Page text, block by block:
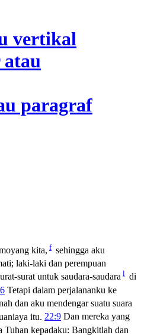
kita, f sehingga aku
laki-laki dan perempuan
surat untuk saudara-saudara l di
Tetapi dalam perjalananku ke
dan aku mendengar suatu suara
itu. 22:9 Dan mereka yang
Tuhan kepadaku: Bangkitlah dan